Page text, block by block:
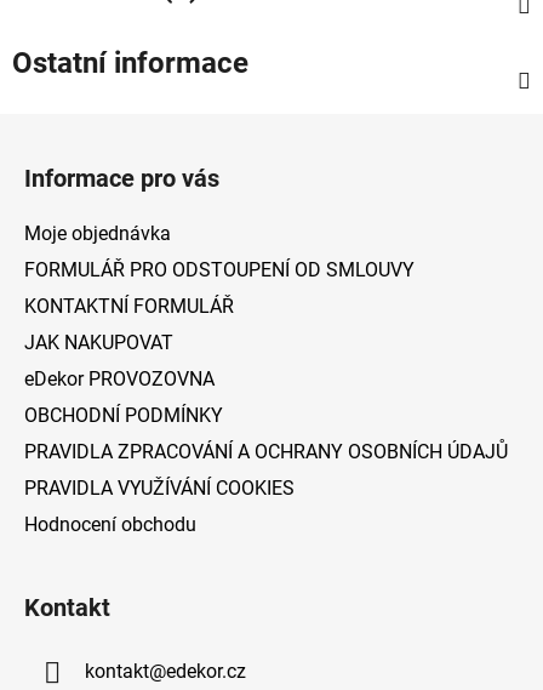
Ostatní informace
Informace pro vás
Moje objednávka
FORMULÁŘ PRO ODSTOUPENÍ OD SMLOUVY
KONTAKTNÍ FORMULÁŘ
JAK NAKUPOVAT
eDekor PROVOZOVNA
OBCHODNÍ PODMÍNKY
PRAVIDLA ZPRACOVÁNÍ A OCHRANY OSOBNÍCH ÚDAJŮ
PRAVIDLA VYUŽÍVÁNÍ COOKIES
Hodnocení obchodu
Kontakt
kontakt@edekor.cz